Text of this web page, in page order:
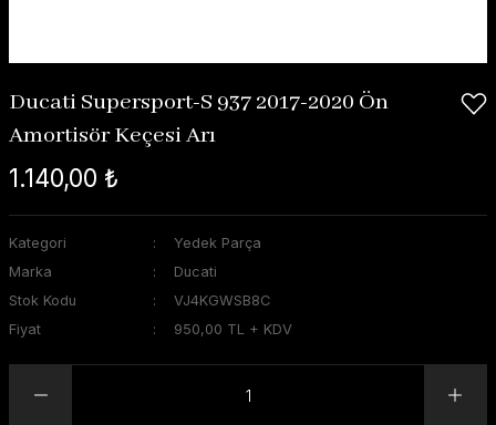
Ducati Supersport-S 937 2017-2020 Ön
Amortisör Keçesi Arı
1.140,00 ₺
Kategori
Yedek Parça
Marka
Ducati
Stok Kodu
VJ4KGWSB8C
Fiyat
950,00 TL + KDV